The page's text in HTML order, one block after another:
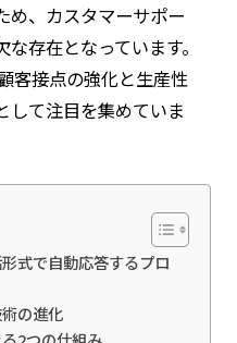
め、カスタマーサポー
存在となっています。
客接点の強化と生産性
して注目を集めていま
式で自動応答するプロ
の進化